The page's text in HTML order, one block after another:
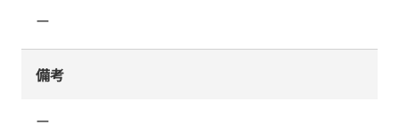
ー
備考
ー